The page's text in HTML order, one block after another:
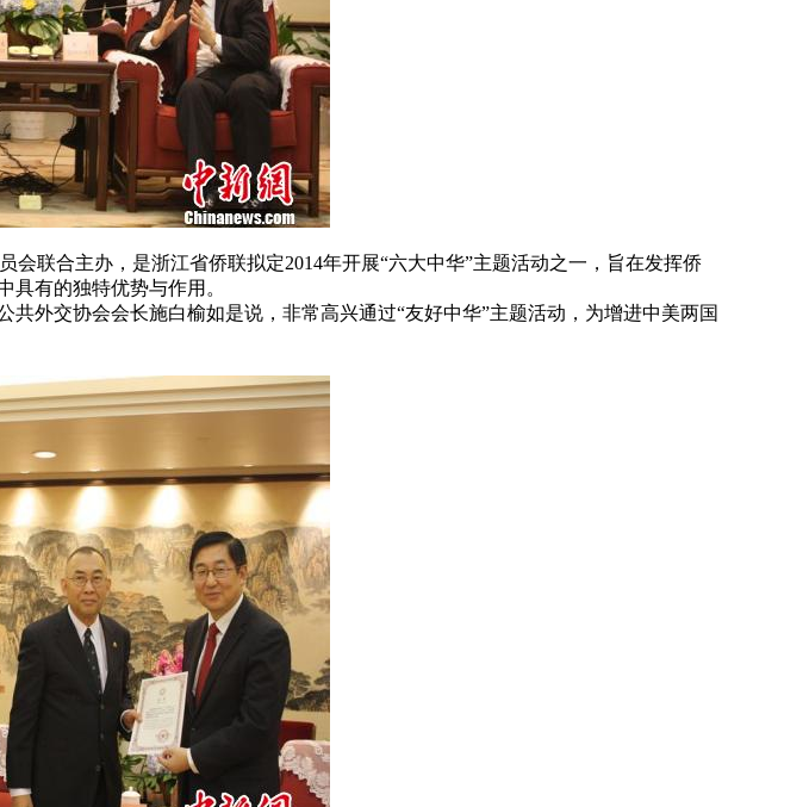
合主办，是浙江省侨联拟定2014年开展“六大中华”主题活动之一，旨在发挥侨
具有的独特优势与作用。
交协会会长施白榆如是说，非常高兴通过“友好中华”主题活动，为增进中美两国